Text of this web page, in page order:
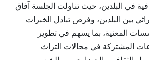
في البلدين، حيث تناولت الجلسة آفاق
بين البلدين، وفرص تبادل الخبرات
المعنية، بما يسهم في تطوير
المشتركة في مجالات التراث